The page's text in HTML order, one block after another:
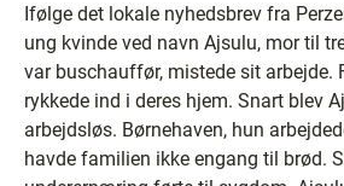
Ifølge det lokale nyhedsbrev fra
ung kvinde ved navn Ajsulu, mor til
var buschauffør, mistede sit arbejde.
rykkede ind i deres hjem. Snart blev
arbejdsløs. Børnehaven, hun
havde familien ikke engang til brød.